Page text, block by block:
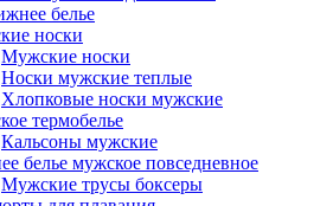
белье
носки
Мужские носки
Носки мужские теплые
Хлопковые носки мужские
термобелье
Кальсоны мужские
белье мужское повседневное
Мужские трусы боксеры